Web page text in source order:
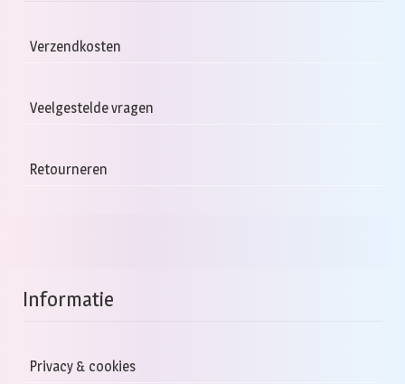
Verzendkosten
Veelgestelde vragen
Retourneren
Informatie
Privacy & cookies